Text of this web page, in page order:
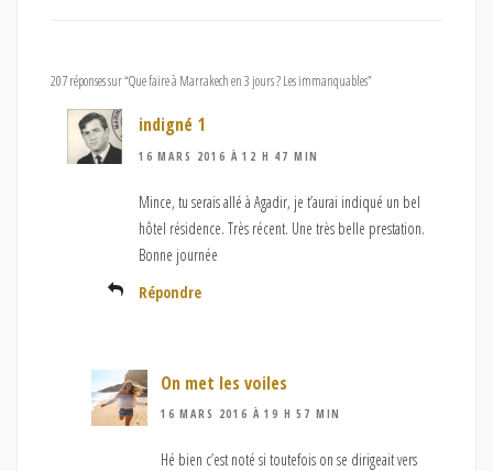
207 réponses sur “Que faire à Marrakech en 3 jours ? Les immanquables”
indigné 1
16 MARS 2016 À 12 H 47 MIN
Mince, tu serais allé à Agadir, je t’aurai indiqué un bel
hôtel résidence. Très récent. Une très belle prestation.
Bonne journée
Répondre
On met les voiles
16 MARS 2016 À 19 H 57 MIN
Hé bien c’est noté si toutefois on se dirigeait vers